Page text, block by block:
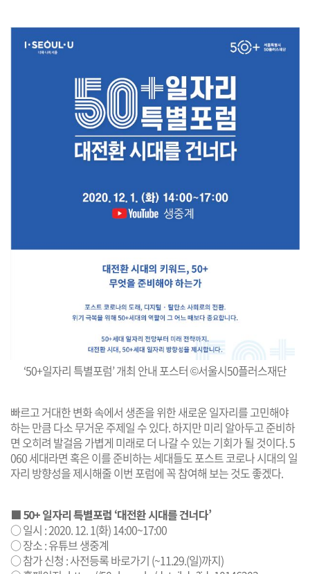
‘50+일자리 특별포럼’ 개최 안내 포스터 ©서울시50플러스재단
빠르고 거대한 변화 속에서 생존을 위한 새로운 일자리를 고민해야
하는 만큼 다소 무거운 주제일 수 있다. 하지만 미리 알아두고 준비하
면 오히려 발걸음 가볍게 미래로 더 나갈 수 있는 기회가 될 것이다. 5
060 세대라면 혹은 이를 준비하는 세대들도 포스트 코로나 시대의 일
자리 방향성을 제시해줄 이번 포럼에 꼭 참여해 보는 것도 좋겠다.
■ 50+ 일자리 특별포럼 ‘대전환 시대를 건너다’
○ 일시 : 2020. 12. 1(화) 14:00~17:00
○ 장소 : 유튜브 생중계
○ 참가 신청 :사전등록 바로가기 (~11.29.(일)까지)